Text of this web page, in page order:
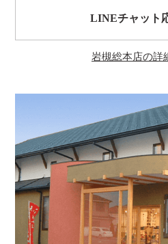
LINEチャット
岩槻総本店の詳